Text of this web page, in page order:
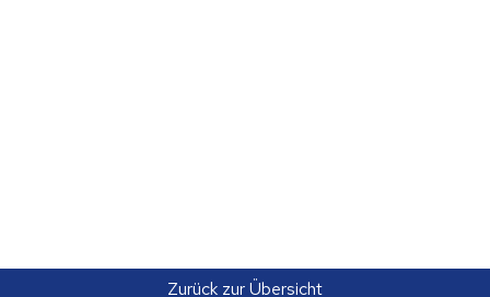
Zurück zur Übersicht